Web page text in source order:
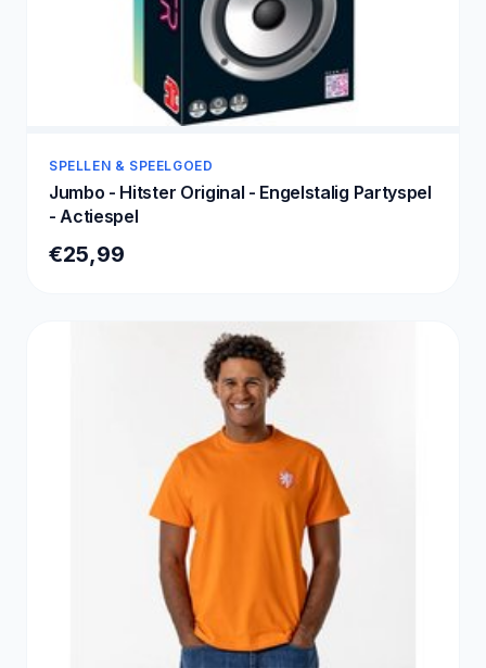
SPELLEN & SPEELGOED
Jumbo - Hitster Original - Engelstalig Partyspel
- Actiespel
€25,99